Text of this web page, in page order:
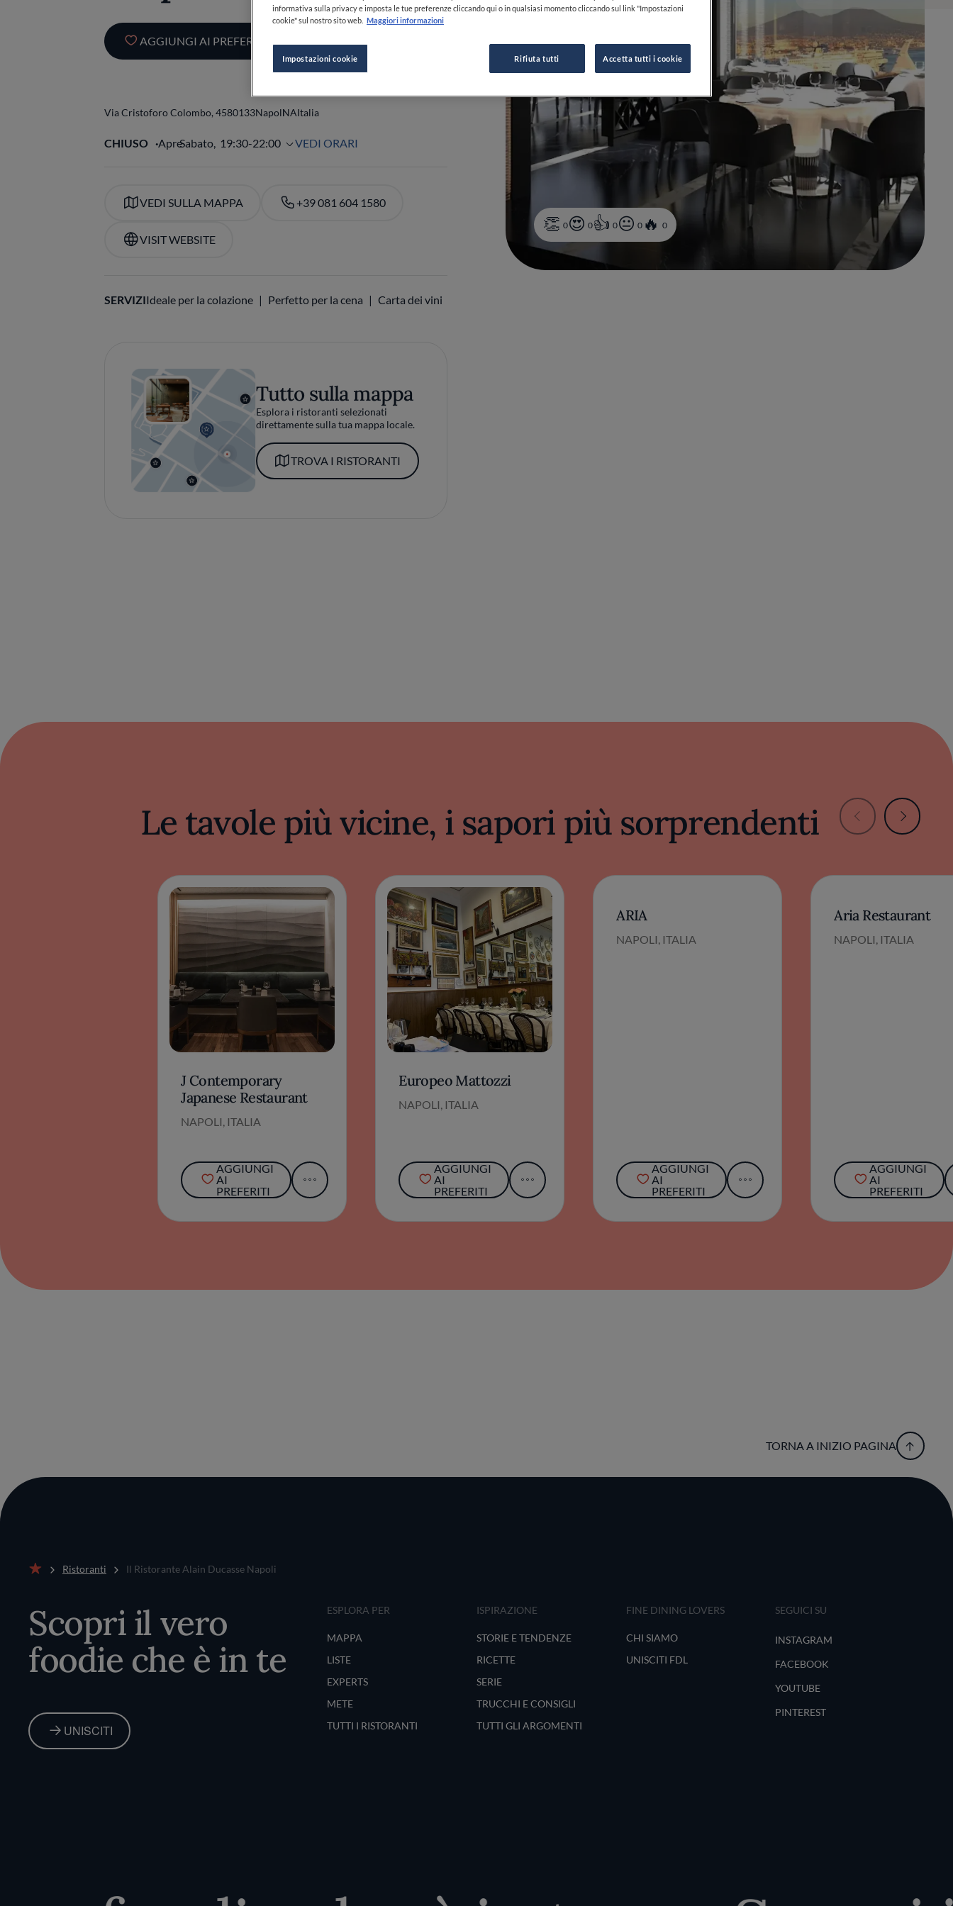
AGGIUNGI AI PREFERITI
0 0 0 0 0
Via Cristoforo Colombo, 4580133NapoliNAItalia
CHIUSO ApreSabato, 19:30-22:00 VEDI ORARI
VEDI SULLA MAPPA +39 081 604 1580
VISIT WEBSITE
SERVIZIIdeale per la colazione Perfetto per la cena Carta dei vini
Tutto sulla mappa
Esplora i ristoranti selezionati
direttamente sulla tua mappa locale.
TROVA I RISTORANTI
Le tavole più vicine, i sapori più sorprendenti
J Contemporary
Japanese Restaurant
NAPOLI, ITALIA
AGGIUNGI
AI
PREFERITI
Europeo Mattozzi
NAPOLI, ITALIA
AGGIUNGI
AI
PREFERITI
ARIA
NAPOLI, ITALIA
AGGIUNGI
AI
PREFERITI
Aria Restaurant
NAPOLI, ITALIA
AGGIUNGI
AI
PREFERITI
TORNA A INIZIO PAGINA
Ristoranti Il Ristorante Alain Ducasse Napoli
Scopri il vero
foodie che è in te
UNISCITI
ESPLORA PER
MAPPA
LISTE
EXPERTS
METE
TUTTI I RISTORANTI
ISPIRAZIONE
STORIE E TENDENZE
RICETTE
SERIE
TRUCCHI E CONSIGLI
TUTTI GLI ARGOMENTI
FINE DINING LOVERS
CHI SIAMO
UNISCITI FDL
SEGUICI SU
INSTAGRAM
FACEBOOK
YOUTUBE
PINTEREST
informativa sulla privacy e imposta le tue preferenze cliccando qui o in qualsiasi momento cliccando sul link "Impostazioni
cookie" sul nostro sito web. Maggiori informazioni
Impostazioni cookie Rifiuta tutti Accetta tutti i cookie